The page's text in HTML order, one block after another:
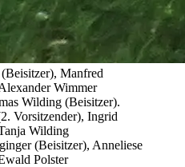
Manfred
Wimmer
Wilding (Beisitzer).
Vorsitzender), Ingrid
Wilding
(Beisitzer), Anneliese
Polster